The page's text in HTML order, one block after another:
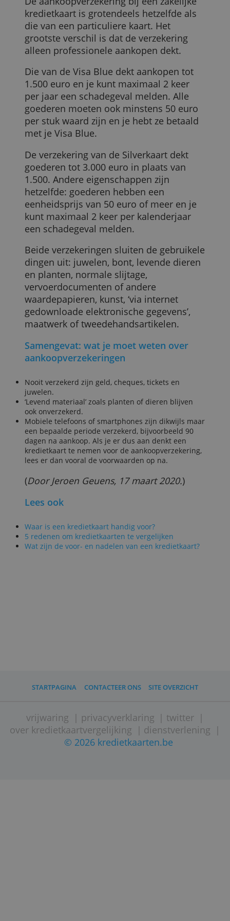
goederen die minstens 50 kostten. De
waarborg is 1.000 euro per verzekerde
per schadegeval en 5.000 euro per
opeenvolgende 12 maanden.
De verzekering scheelt voor de rest
weinig met die van Visa- of
Mastercardkaarten. Ze sluiten zo goed
dezelfde goederen en diensten uit:
juwelen, bont, normale slijtage, …
En aankopen met mijn zakelijke
kredietkaart?
We bekeken de verzekeringen van de
BNP Paribas Fortis Visa Blue en de BNP
Paribas Fortis Visa Silver.
De aankoopverzekering bij een zakelijke
kredietkaart is grotendeels hetzelfde als
die van een particuliere kaart. Het
grootste verschil is dat de verzekering
alleen professionele aankopen dekt.
1.500 euro en je kunt maximaal 2 keer
per jaar een schadegeval melden. Alle
per stuk waard zijn en je hebt ze betaald
met je Visa Blue.
De verzekering van de Silverkaart dekt
goederen tot 3.000 euro in plaats van
1.500. Andere eigenschappen zijn
hetzelfde: goederen hebben een
eenheidsprijs van 50 euro of meer en je
kunt maximaal 2 keer per kalenderjaar
Beide verzekeringen sluiten de
dingen uit: juwelen, bont, levende dieren
Nooit verzekerd zijn geld, cheques, tickets en
ook onverzekerd.
Mobiele telefoons of smartphones zijn dikwijls
een bepaalde periode verzekerd, bijvoorbeeld 90